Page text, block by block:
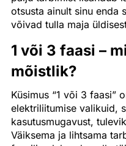
otsusta ainult sinu enda
võivad tulla maja
1 või 3 faasi –
mõistlik?
Küsimus “1 või 3 faasi”
elektriliitumise valikuid,
kasutusmugavust,
Väiksema ja lihtsama